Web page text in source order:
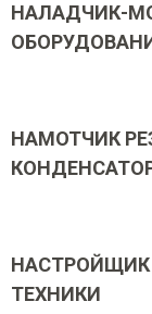
НАЛАДЧИК-
НАМОТЧИК
НАСТРОЙЩИК
ТЕХНИКИ